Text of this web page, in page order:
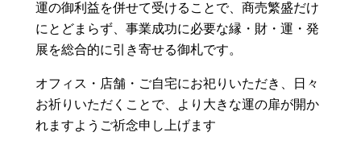
運の御利益を併せて受けることで、商売繁盛だけ
にとどまらず、事業成功に必要な縁・財・運・発
展を総合的に引き寄せる御札です。
オフィス・店舗・ご自宅にお祀りいただき、日々
お祈りいただくことで、より大きな運の扉が開か
れますようご祈念申し上げます